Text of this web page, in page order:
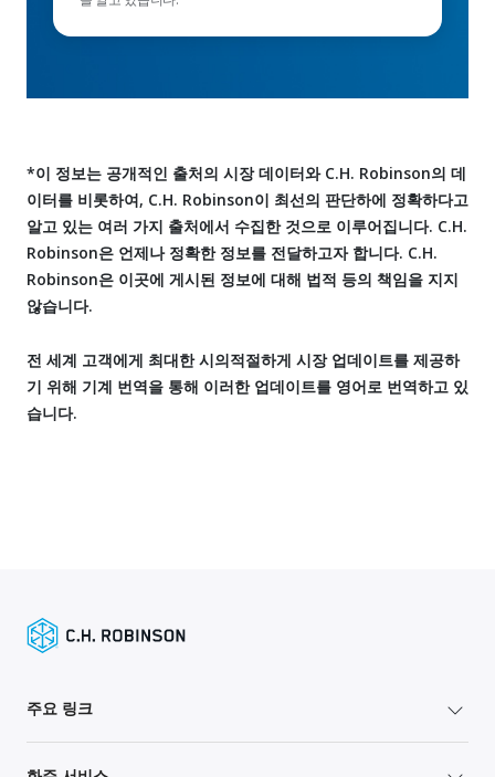
*이 정보는 공개적인 출처의 시장 데이터와 C.H. Robinson의 데
이터를 비롯하여, C.H. Robinson이 최선의 판단하에 정확하다고
알고 있는 여러 가지 출처에서 수집한 것으로 이루어집니다. C.H.
Robinson은 언제나 정확한 정보를 전달하고자 합니다. C.H.
Robinson은 이곳에 게시된 정보에 대해 법적 등의 책임을 지지
않습니다.
전 세계 고객에게 최대한 시의적절하게 시장 업데이트를 제공하
기 위해 기계 번역을 통해 이러한 업데이트를 영어로 번역하고 있
습니다.
주요 링크